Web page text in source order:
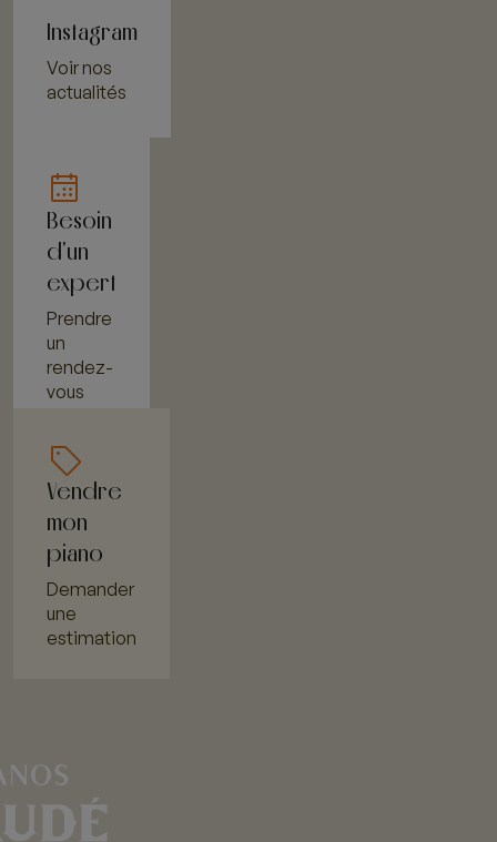
Instagram
Voir nos
actualités
Besoin
d'un
expert
Prendre
un
rendez-
vous
Vendre
mon
piano
Demander
une
estimation